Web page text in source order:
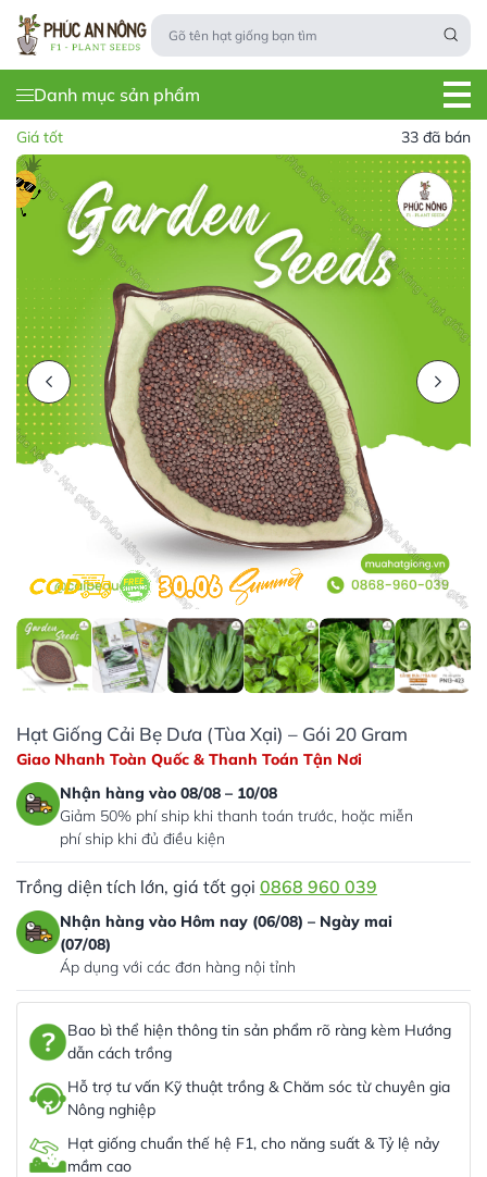
Danh mục sản phẩm
Giá tốt 33 đã bán
Hạt Giống Cải Bẹ Dưa (Tùa Xại) – Gói 20 Gram
Giao Nhanh Toàn Quốc & Thanh Toán Tận Nơi
Nhận hàng vào 08/08 – 10/08
Giảm 50% phí ship khi thanh toán trước, hoặc miễn
phí ship khi đủ điều kiện
Trồng diện tích lớn, giá tốt gọi 0868 960 039
Nhận hàng vào Hôm nay (06/08) – Ngày mai
(07/08)
Áp dụng với các đơn hàng nội tỉnh
Bao bì thể hiện thông tin sản phẩm rõ ràng kèm Hướng
dẫn cách trồng
Hỗ trợ tư vấn Kỹ thuật trồng & Chăm sóc từ chuyên gia
Nông nghiệp
Hạt giống chuẩn thế hệ F1, cho năng suất & Tỷ lệ nảy
mầm cao